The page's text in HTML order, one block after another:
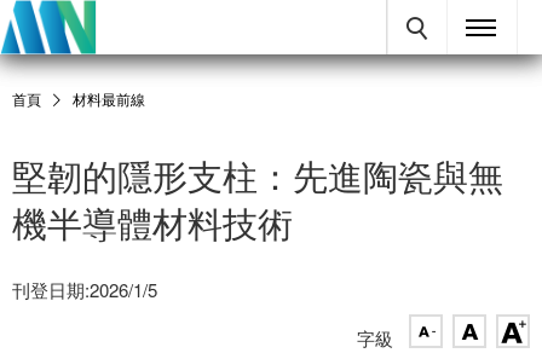
首頁 材料最前線
堅韌的隱形支柱：先進陶瓷與無
機半導體材料技術
刊登日期:2026/1/5
字級